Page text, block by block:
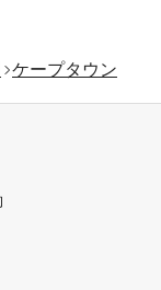
ケープタウン